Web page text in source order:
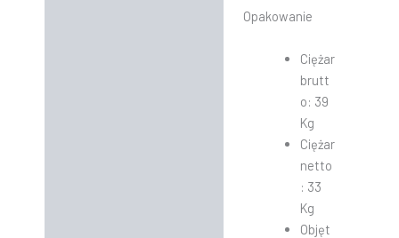
Opakowanie
Ciężar
brutt
o: 39
Kg
Ciężar
netto
: 33
Kg
Objęt